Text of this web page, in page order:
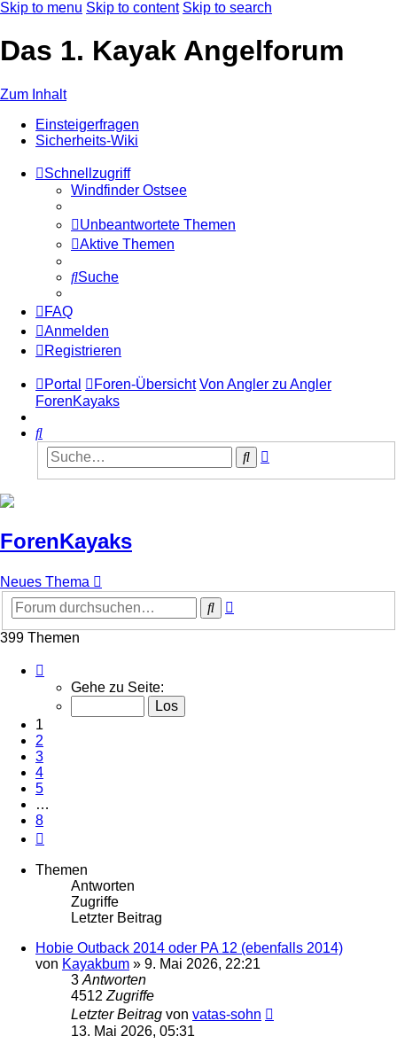
Skip to menu Skip to content Skip to search
Das 1. Kayak Angelforum
Zum Inhalt
Einsteigerfragen
Sicherheits-Wiki
Schnellzugriff
Windfinder Ostsee
Unbeantwortete Themen
Aktive Themen
Suche
FAQ
Anmelden
Registrieren
Portal Foren-Übersicht Von Angler zu Angler
ForenKayaks
Suche
Suche
ForenKayaks
Neues Thema
Suche
399 Themen
Gehe zu Seite:
1
2
3
4
5
…
8
Themen
Antworten
Zugriffe
Letzter Beitrag
Hobie Outback 2014 oder PA 12 (ebenfalls 2014)
von Kayakbum » 9. Mai 2026, 22:21
3 Antworten
4512 Zugriffe
Letzter Beitrag von vatas-sohn
13. Mai 2026, 05:31